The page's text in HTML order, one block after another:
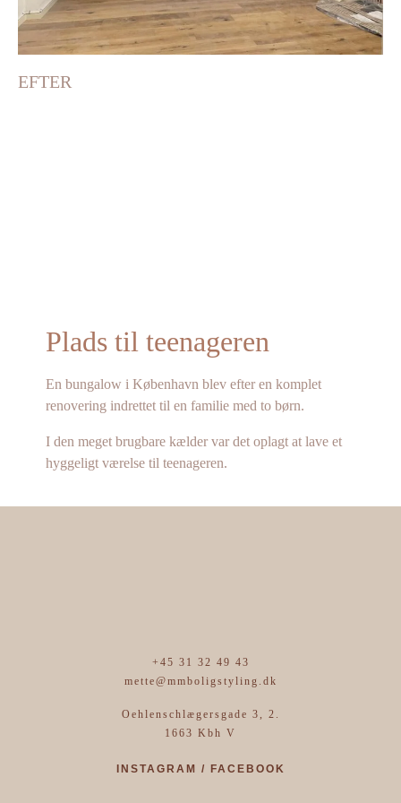
EFTER
Plads til teenageren
En bungalow i København blev efter en komplet
renovering indrettet til en familie med to børn.
I den meget brugbare kælder var det oplagt at lave et
hyggeligt værelse til teenageren.
+45 31 32 49 43
mette@mmboligstyling.dk
Oehlenschlægersgade 3, 2.
1663 Kbh V
INSTAGRAM / FACEBOOK